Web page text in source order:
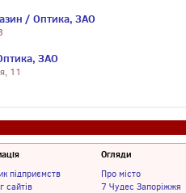
/ Оптика, ЗАО
ЗАО
11
підприємств
сайтів
Огляди
Про місто
7 Чудес Запоріжжя